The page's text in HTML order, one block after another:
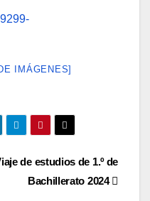
IMÁGENES]
de estudios de 1.º de
Bachillerato 2024